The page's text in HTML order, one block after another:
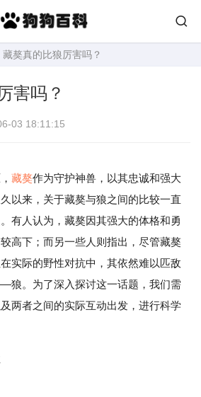
藏獒真的比狼厉害吗？
害吗？
03 18:11:15
藏獒作为守护神兽，以其忠诚和强大
以来，关于藏獒与狼之间的比较一直
有人认为，藏獒因其强大的体格和勇
高下；而另一些人则指出，尽管藏獒
实际的野性对抗中，其依然难以匹敌
狼。为了深入探讨这一话题，我们需
两者之间的实际互动出发，进行科学